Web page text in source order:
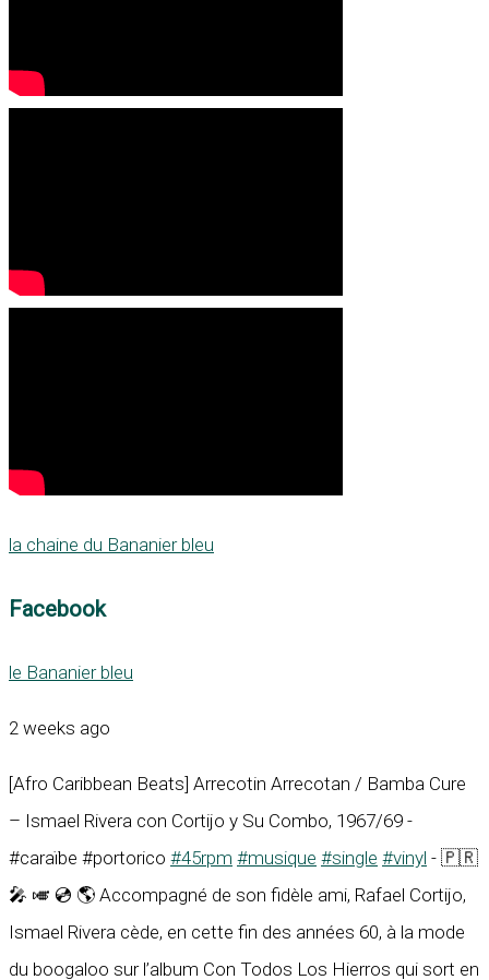
la chaine du Bananier bleu
Facebook
le Bananier bleu
2 weeks ago
[Afro Caribbean Beats] Arrecotin Arrecotan / Bamba Cure
– Ismael Rivera con Cortijo y Su Combo, 1967/69 -
#caraïbe #portorico #45rpm #musique #single #vinyl - 🇵🇷
🎤 🎺 💿 🌎 Accompagné de son fidèle ami, Rafael Cortijo,
Ismael Rivera cède, en cette fin des années 60, à la mode
du boogaloo sur l’album Con Todos Los Hierros qui sort en